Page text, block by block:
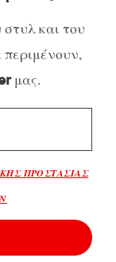
και του
μας.
ΠΡΟΣΤΑΣΙΑΣ